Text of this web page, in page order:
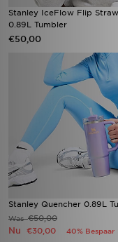
Stanley IceFlow Flip
0.89L Tumbler
€50,00
Stanley Quencher 0.89L
Was€50,00
Nu €30,00 40% Bespaar